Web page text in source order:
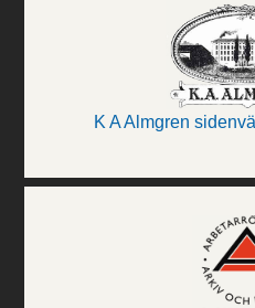
K A Almgren